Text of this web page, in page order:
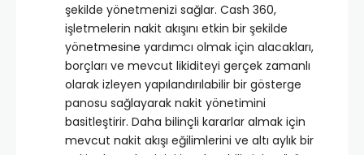
şekilde yönetmenizi sağlar. Cash 360,
işletmelerin nakit akışını etkin bir şekilde
yönetmesine yardımcı olmak için alacakları,
borçları ve mevcut likiditeyi gerçek zamanlı
olarak izleyen yapılandırılabilir bir gösterge
panosu sağlayarak nakit yönetimini
basitleştirir. Daha bilinçli kararlar almak için
mevcut nakit akışı eğilimlerini ve altı aylık bir